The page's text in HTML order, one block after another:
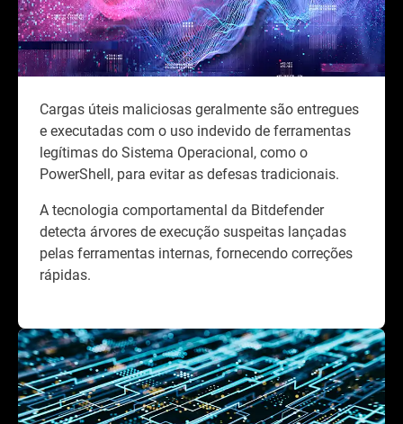
Cargas úteis maliciosas geralmente são entregues
e executadas com o uso indevido de ferramentas
legítimas do Sistema Operacional, como o
PowerShell, para evitar as defesas tradicionais.
A tecnologia comportamental da Bitdefender
detecta árvores de execução suspeitas lançadas
pelas ferramentas internas, fornecendo correções
rápidas.